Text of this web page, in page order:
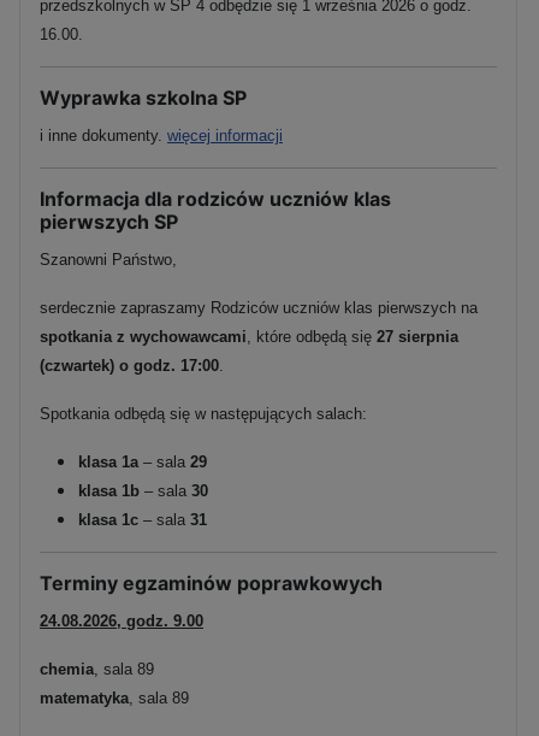
przedszkolnych w SP 4 odbędzie się 1 września 2026 o godz.
16.00.
Wyprawka szkolna SP
i inne dokumenty. więcej informacji
Informacja dla rodziców uczniów klas
pierwszych SP
Szanowni Państwo,
serdecznie zapraszamy Rodziców uczniów klas pierwszych na
spotkania z wychowawcami, które odbędą się 27 sierpnia
(czwartek) o godz. 17:00.
Spotkania odbędą się w następujących salach:
klasa 1a– sala 29
klasa 1b – sala 30
klasa 1c – sala 31
Terminy egzaminów poprawkowych
24.08.2026, godz. 9.00
chemia, sala 89
matematyka, sala 89